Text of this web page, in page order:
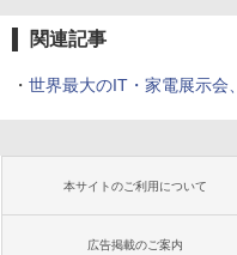
関連記事
・ 世界最大のIT・家電展示会
本サイトのご利用について
広告掲載のご案内